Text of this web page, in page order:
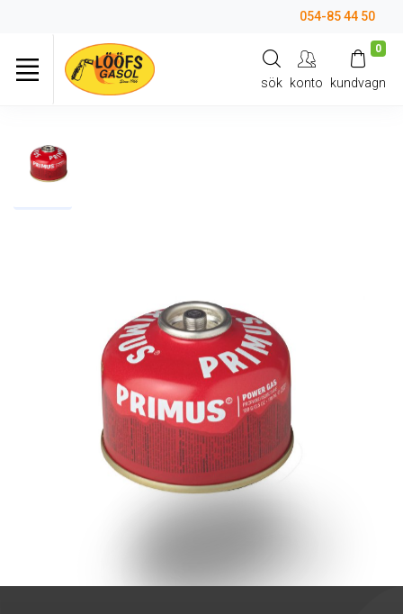
054-85 44 50
sök konto
0
kundvagn